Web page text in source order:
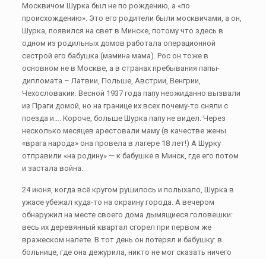
Москвичом Шурка был не по рождению, а «по
происхождению». Это его родители были москвичами, а он,
Шурка, появился на свет в Минске, потому что здесь в
одном из родильных домов работала операционной
сестрой его бабушка (мамина мама). Рос он тоже в
основном не в Москве, а в странах пребывания папы-
дипломата – Латвии, Польше, Австрии, Венгрии,
Чехословакии. Весной 1937 года папу неожиданно вызвали
из Праги домой, но на границе их всех почему-то сняли с
поезда и…. Короче, больше Шурка папу не видел. Через
несколько месяцев арестовали маму (в качестве жены
«врага народа» она провела в лагере 18 лет!) А Шурку
отправили «на родину» — к бабушке в Минск, где его потом
и застала война.
24 июня, когда всё кругом рушилось и полыхало, Шурка в
ужасе убежал куда-то на окраину города. А вечером
обнаружил на месте своего дома дымящиеся головешки:
весь их деревянный квартал сгорел при первом же
вражеском налете. В тот день он потерял и бабушку: в
больнице, где она дежурила, никто не мог сказать ничего